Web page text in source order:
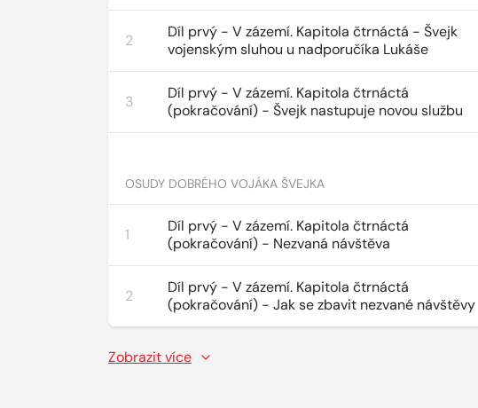
2
Díl prvý - V zázemí. Kapitola čtrnáctá - Švejk
vojenským sluhou u nadporučíka Lukáše
3
Díl prvý - V zázemí. Kapitola čtrnáctá
(pokračování) - Švejk nastupuje novou službu
OSUDY DOBRÉHO VOJÁKA ŠVEJKA
1
Díl prvý - V zázemí. Kapitola čtrnáctá
(pokračování) - Nezvaná návštěva
2
Díl prvý - V zázemí. Kapitola čtrnáctá
(pokračování) - Jak se zbavit nezvané návštěvy
Zobrazit více